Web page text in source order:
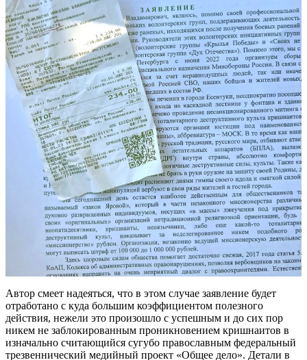
Автор смеет надеяться, что в этом случае заявление будет
отработано с куда большим коэффициентом полезного
действия, нежели это произошло с успешным и до сих пор
никем не заблокированным проникновением кришнаитов в
изначально считающийся сугубо православным федеральный
трезвеннический медийный проект «Общее дело». Детали в